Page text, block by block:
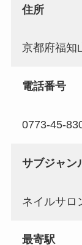
住所
京都府福知
電話番号
0773-45-
サブジャン
ネイルサロ
最寄駅